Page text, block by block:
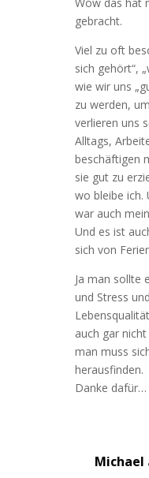
gebracht.
Viel zu oft
sich gehört“,
wie wir uns
zu werden,
verlieren uns
Alltags,
beschäftigen
sie gut zu
wo bleibe ich.
war auch
Und es ist
sich von
Ja man sollte
und Stress
auch gar
man muss
herausfinden.
Danke dafür…
Michael